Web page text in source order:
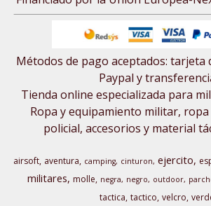
Métodos de pago aceptados: tarjeta
Paypal y
Tienda online especializada para
Ropa y equipamiento militar,
policial, accesorios y material
airsoft aventura camping cinturon ejercito
militares molle negra negro outdoor
tactica tactico velcro